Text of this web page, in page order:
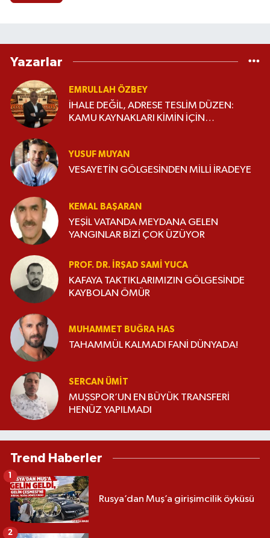
Yazarlar
EMRULLAH ÖZBEY
İHALE DEĞİL, ADRESE TESLİM DÜZEN:
KAMU KAYNAKLARI KİMİN İÇİN
YUSUF MUYAN
VESAYETİN GÖLGESİNDEN MİLLİ İRADEYE
KEMAL BAŞARAN
YEŞİL VATANDA MEYDANA GELEN
YANGINLAR BİZİ ÇOK ÜZÜYOR
PROF. DR. İRŞAD SAMI YUCA
KAFAYA TAKTIKLARIMIZIN GÖLGESİNDE
KAYBOLAN ÖMÜR
MUHAMMET BUĞRA HAS
TAHAMMÜL KALMADI FANİ DÜNYADA!
SERCAN ÜMIT
MUŞSPOR’UN EN BÜYÜK TRANSFERİ
HENÜZ YAPILMADI
Trend Haberler
Rusya’dan Muş’a girişimcilik öyküsü
1
2